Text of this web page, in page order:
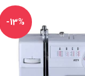
-13%